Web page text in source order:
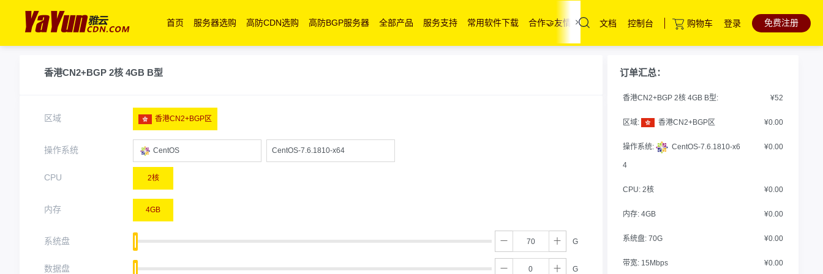
首页 服务器选购 高防CDN选购 高防BGP服务器 全部产品 服务支持 常用软件下载 合作🤝友情链接 联系我们
控制台
文档 控制台 购物车 登录 免费注册
香港CN2+BGP 2核 4GB B型
区域 香港CN2+BGP区
操作系统 CentOS CentOS-7.6.1810-x64
CPU 2核
内存 4GB
系统盘 G
数据盘 G
订单汇总：
香港CN2+BGP 2核 4GB B型: ¥52
区域: 香港CN2+BGP区 ¥0.00
操作系统: CentOS-7.6.1810-x6
4
¥0.00
CPU: 2核 ¥0.00
内存: 4GB ¥0.00
系统盘: 70G ¥0.00
带宽: 15Mbps ¥0.00